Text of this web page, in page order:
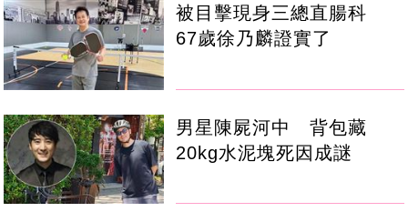
被目擊現身三總直腸科
67歲徐乃麟證實了
男星陳屍河中 背包藏
20kg水泥塊死因成謎